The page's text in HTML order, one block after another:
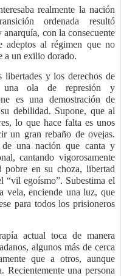
realmente la nación
ordenada resultó
con la consecuente
adeptos al régimen que no
a un exilio dorado.
libertades y los derechos de
una ola de represión y
es una demostración de
debilidad. Supone, que al
lo que hace falta es unos
un gran rebaño de ovejas.
de una nación que canta y
cantando vigorosamente
pobre en su choza, libertad
“vil egoísmo”. Subestima el
vela, enciende una luz, que
para todos los prisioneros
actual toca de manera
algunos más de cerca
que a otros, aunque
Recientemente una persona